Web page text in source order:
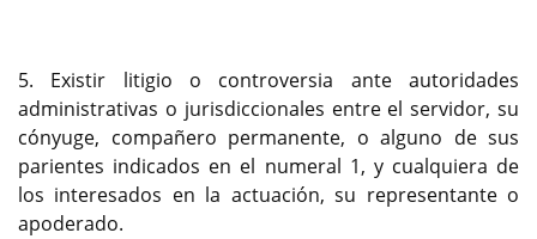
5. Existir litigio o controversia ante autoridades
administrativas o jurisdiccionales entre el servidor, su
cónyuge, compañero permanente, o alguno de sus
parientes indicados en el numeral 1, y cualquiera de
los interesados en la actuación, su representante o
apoderado.